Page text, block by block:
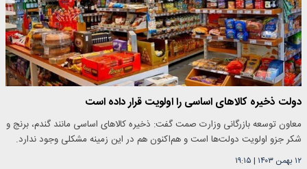
دولت ذخیره کالاهای اساسی را اولویت قرار داده است
معاون توسعه بازرگانی وزارت صمت گفت: ذخیره کالاهای اساسی مانند گندم، برنج و
شکر جزو اولویت دولت‌ها است و هم‌اکنون هم در این زمینه مشکلی وجود ندارد.
۱۲ بهمن ۱۴۰۳ | ۱۹:۱۵